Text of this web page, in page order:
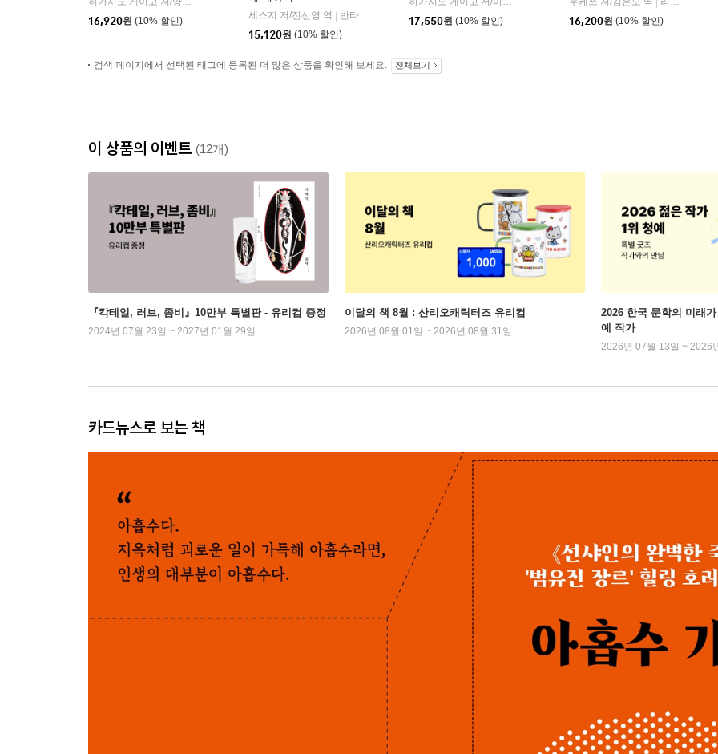
16,920원 (10% 할인) 세스지 저/전선영 역
반타
15,120원 (10% 할인)
17,550원 (10% 할인)
16,200원 (10% 할인)
검색 페이지에서 선택된 태그에 등록된 더 많은 상품을 확인해 보세요. 전체보기
이 상품의 이벤트 (12개)
『칵테일, 러브, 좀비』10만부 특별판 - 유리컵 증정
2024년 07월 23일 ~ 2027년 01월 29일
이달의 책 8월 : 산리오캐릭터즈 유리컵
2026년 08월 01일 ~ 2026년 08월 31일
2026 한국 문학의 미래
예 작가
2026년 07월 13일 ~ 2026
카드뉴스로 보는 책